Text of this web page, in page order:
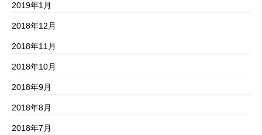
2019年1月
2018年12月
2018年11月
2018年10月
2018年9月
2018年8月
2018年7月